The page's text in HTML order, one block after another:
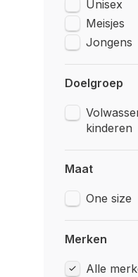
Unisex
Meisjes
Jongens
Doelgroep
kinderen
Maat
One size
Merken
Alle